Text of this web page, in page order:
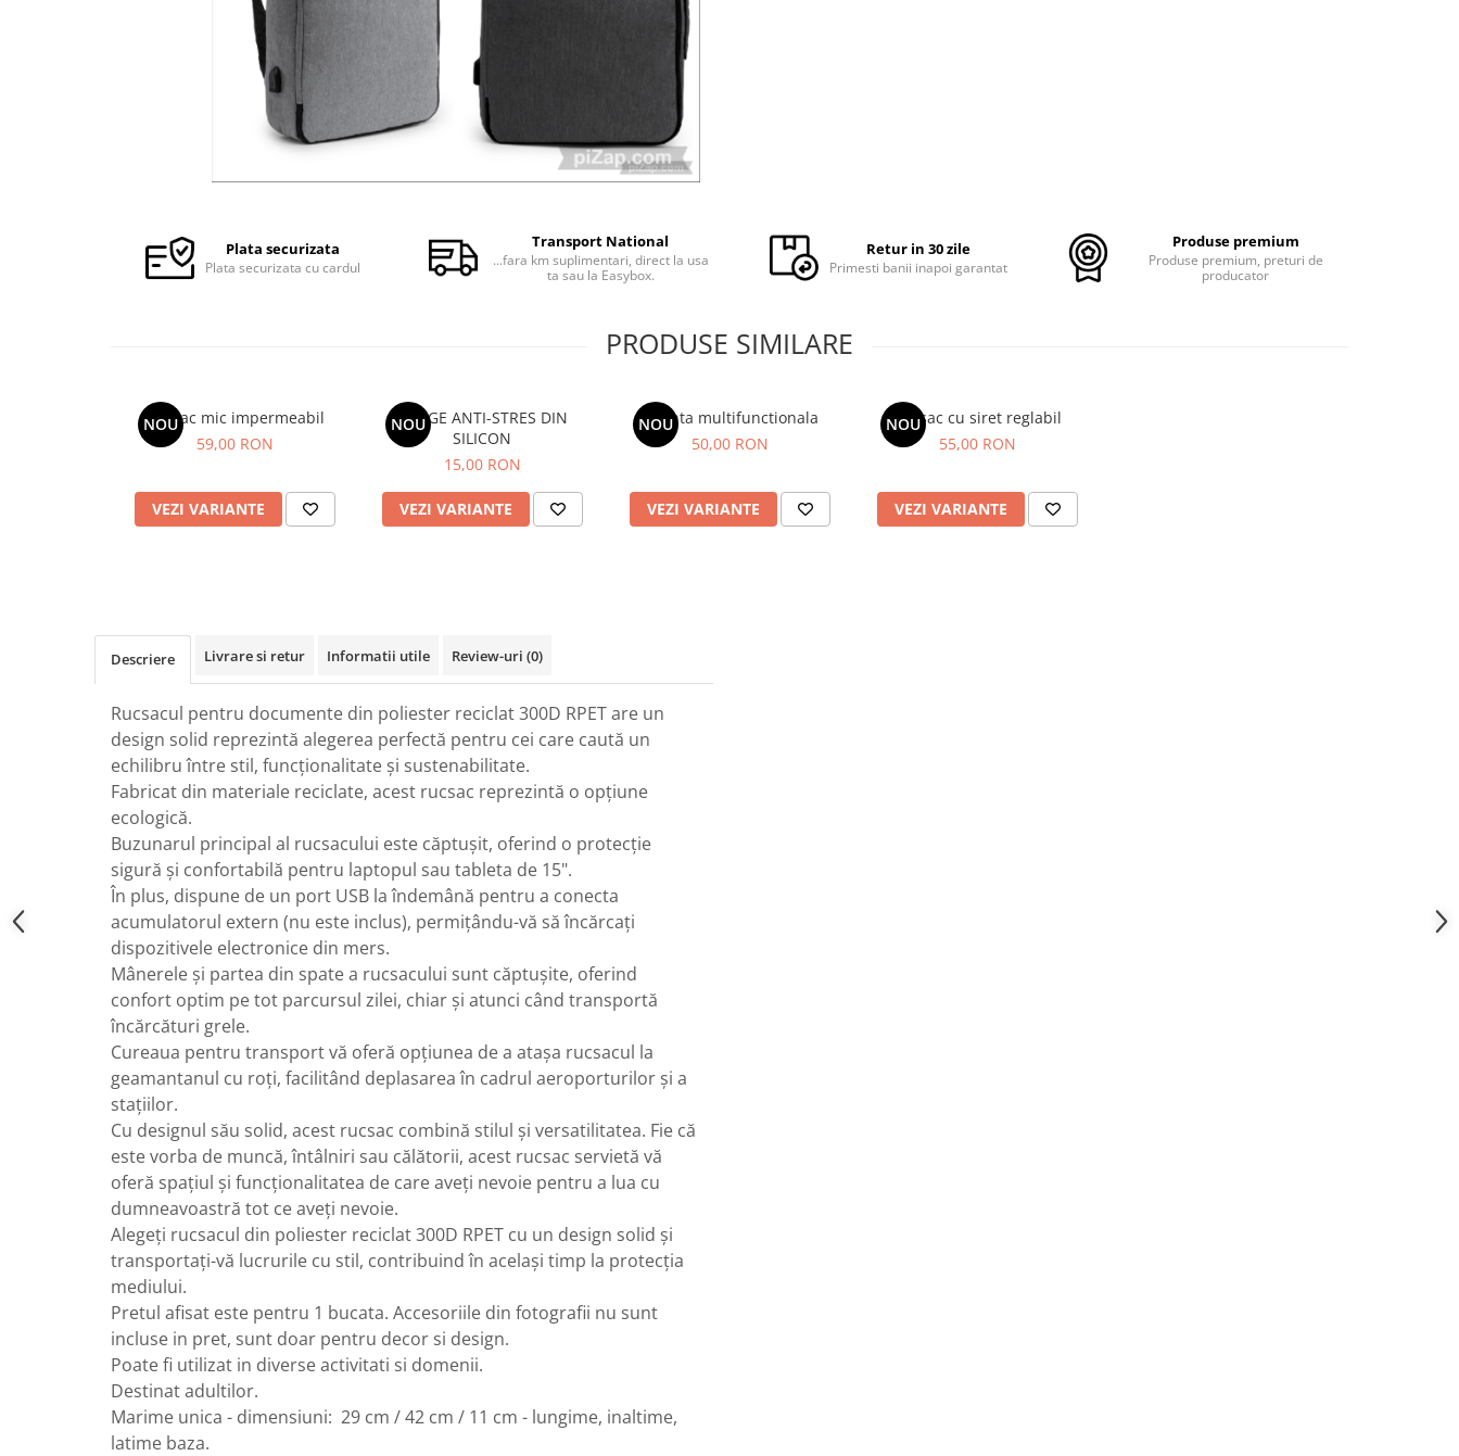
Tricouri de lucru
Facebook
Plata securizata
Plata securizata cu cardul
Transport National
...fara km suplimentari, direct la usa
ta sau la Easybox.
Retur in 30 zile
Primesti banii inapoi garantat
Produse premium
Produse premium, preturi de
producator
PRODUSE SIMILARE
NOU
Rucsac mic impermeabil
59,00 RON
VEZI VARIANTE
NOU
MINGE ANTI-STRES DIN
SILICON
15,00 RON
VEZI VARIANTE
NOU
Geanta multifunctionala
50,00 RON
VEZI VARIANTE
NOU
Rucsac cu siret reglabil
55,00 RON
VEZI VARIANTE
Descriere Livrare si retur Informatii utile Review-uri (0)
Rucsacul pentru documente din poliester reciclat 300D RPET are un
design solid reprezintă alegerea perfectă pentru cei care caută un
echilibru între stil, funcționalitate și sustenabilitate.
Fabricat din materiale reciclate, acest rucsac reprezintă o opțiune
ecologică.
Buzunarul principal al rucsacului este căptușit, oferind o protecție
sigură și confortabilă pentru laptopul sau tableta de 15".
În plus, dispune de un port USB la îndemână pentru a conecta
acumulatorul extern (nu este inclus), permițându-vă să încărcați
dispozitivele electronice din mers.
Mânerele și partea din spate a rucsacului sunt căptușite, oferind
confort optim pe tot parcursul zilei, chiar și atunci când transportă
încărcături grele.
Cureaua pentru transport vă oferă opțiunea de a atașa rucsacul la
geamantanul cu roți, facilitând deplasarea în cadrul aeroporturilor și a
stațiilor.
Cu designul său solid, acest rucsac combină stilul și versatilitatea. Fie că
este vorba de muncă, întâlniri sau călătorii, acest rucsac servietă vă
oferă spațiul și funcționalitatea de care aveți nevoie pentru a lua cu
dumneavoastră tot ce aveți nevoie.
Alegeți rucsacul din poliester reciclat 300D RPET cu un design solid și
transportați-vă lucrurile cu stil, contribuind în același timp la protecția
mediului.
Pretul afisat este pentru 1 bucata. Accesoriile din fotografii nu sunt
incluse in pret, sunt doar pentru decor si design.
Poate fi utilizat in diverse activitati si domenii.
Destinat adultilor.
Marime unica - dimensiuni: 29 cm / 42 cm / 11 cm - lungime, inaltime,
latime baza.